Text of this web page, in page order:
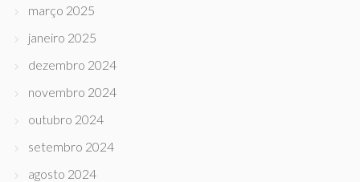
março 2025
janeiro 2025
dezembro 2024
novembro 2024
outubro 2024
setembro 2024
agosto 2024